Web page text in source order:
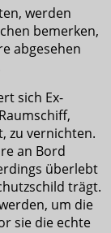
werden
bemerken,
abgesehen
sich Ex-
zu vernichten.
an Bord
überlebt
trägt.
um die
sie die echte